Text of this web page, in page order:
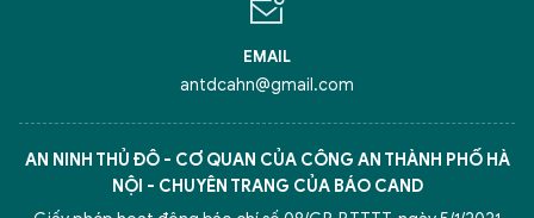
EMAIL
antdcahn@gmail.com
AN NINH THỦ ĐÔ - CƠ QUAN CỦA CÔNG AN THÀNH PHỐ HÀ
NỘI - CHUYÊN TRANG CỦA BÁO CAND